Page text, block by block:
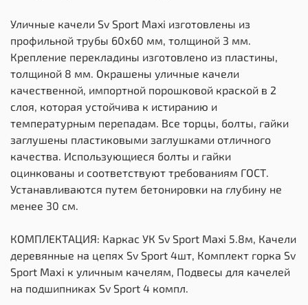
Уличные качели Sv Sport Maxi изготовлены из
профильной трубы 60х60 мм, толщиной 3 мм.
Крепление перекладины изготовлено из пластины,
толщиной 8 мм. Окрашены уличные качели
качественной, импортной порошковой краской в 2
слоя, которая устойчива к истиранию и
температурным перепадам. Все торцы, болты, гайки
заглушены пластиковыми заглушками отличного
качества. Использующиеся болты и гайки
оцинкованы и соответствуют требованиям ГОСТ.
Устанавливаются путем бетонировки на глубину не
менее 30 см.
КОМПЛЕКТАЦИЯ: Каркас УК Sv Sport Maxi 5.8м, Качели
деревянные на цепях Sv Sport 4шт, Комплект горка Sv
Sport Махi к уличным качелям, Подвесы для качелей
на подшипниках Sv Sport 4 компл.